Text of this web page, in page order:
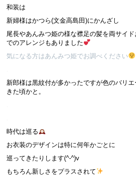
和装は
新婦様はかつら(文金高島田)にかんざし
尾長やあんみつ姫の様な襟足の髪を両サイ
でのアレンジもありました
気になる方はあんみつ姫でお調べください
新郎様は黒紋付が多かったですが色のバリ
きた頃かと。
時代は巡る
お衣装のデザインは特に何年かごとに
巡ってきたりします(^-^)v
もちろん新しさをプラスされて